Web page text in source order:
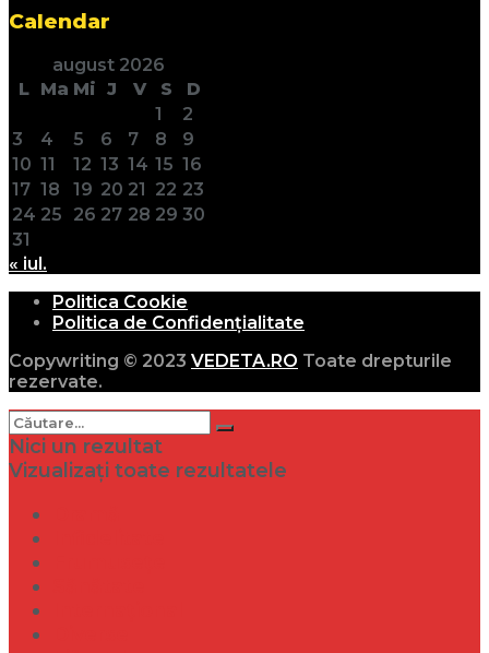
Calendar
august 2026
L Ma Mi J V S
D
1
2
3
4 5 6 7 8
9
10 11 12 13 14 15 16
17 18 19 20 21 22 23
24 25 26 27 28 29 30
31
« iul.
Politica Cookie
Politica de Confidențialitate
Copywriting © 2023 VEDETA.RO Toate drepturile
rezervate.
Nici un rezultat
Vizualizați toate rezultatele